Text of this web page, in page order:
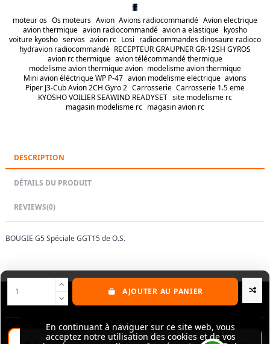
AJOUTER AU PANIER
moteur os Os moteurs Avion Avions radiocommandé Avion electrique
avion thermique avion radiocommandé avion a elastique kyosho
voiture kyosho servos avion rc Losi radiocommandes dinosaure radioco
hydravion radiocommandé RECEPTEUR GRAUPNER GR-12SH GYROS
avion rc thermique avion télécommandé thermique
modelisme avion thermique avion modelisme avion thermique
Mini avion éléctrique WP P-47 avion modelisme electrique avions
Piper J3-Cub Avion 2CH Gyro 2 Carrosserie Carrosserie 1.5 eme
KYOSHO VOILIER SEAWIND READYSET site modelisme rc
magasin modelisme rc magasin avion rc
En continuant à naviguer sur ce site web, vous
acceptez notre utilisation des cookies et de vos
DESCRIPTION
DÉTAILS DU PRODUIT
REVIEWS(0)
BOUGIE G5 Spéciale GGT15 de O.S.
Nos produits
Contactez-nous
En continuant à naviguer sur ce site web, vous
acceptez notre utilisation des cookies et de vos